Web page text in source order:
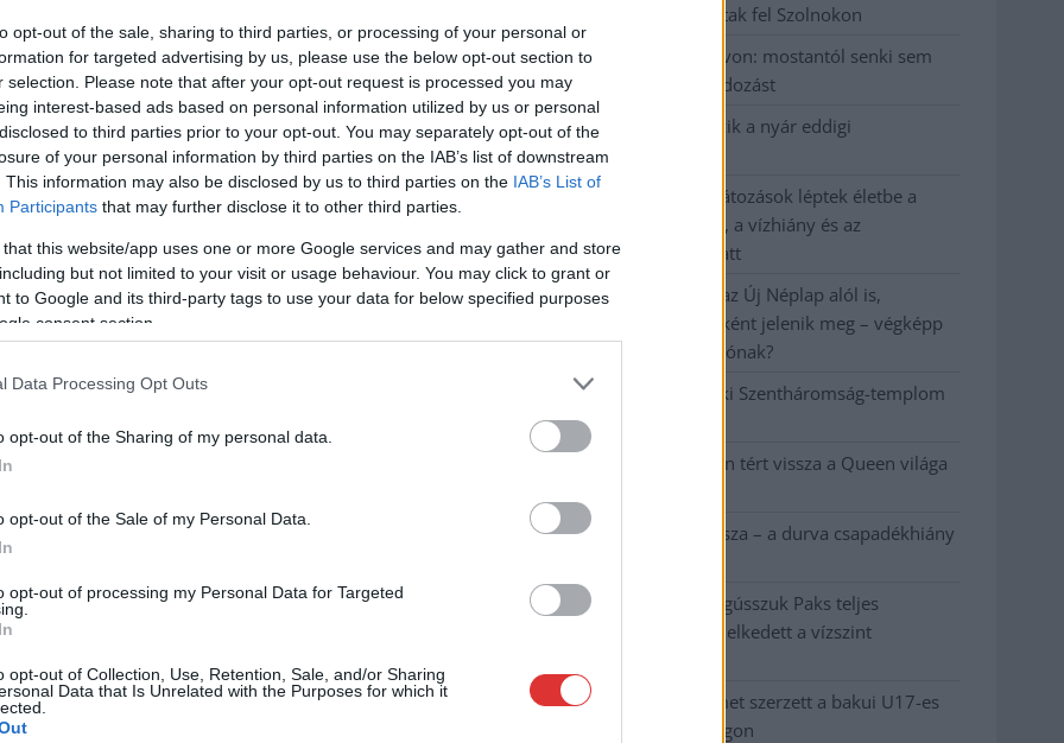
opt-out of the sale, sharing to third parties, or processing of your personal or
for targeted advertising by us, please use the below opt-out section to
selection. Please note that after your opt-out request is processed you may
interest-based ads based on personal information utilized by us or personal
to third parties prior to your opt-out. You may separately opt-out of the
of your personal information by third parties on the IAB’s list of downstream
This information may also be disclosed by us to third parties on the IAB’s List of
Participants that may further disclose it to other third parties.
that this website/app uses one or more Google services and may gather and store
but not limited to your visit or usage behaviour. You may click to grant or
to Google and its third-party tags to use your data for below specified purposes
consent section.
Data Processing Opt Outs
opt-out of the Sharing of my personal data.
opt-out of the Sale of my Personal Data.
opt-out of processing my Personal Data for Targeted
opt-out of Collection, Use, Retention, Sale, and/or Sharing
Data that Is Unrelated with the Purposes for which it
történet, ami a régi világban
Most azonban már olyan időket élünk, ahol
ezeknek inkább az ellenkezőjét látjuk és
óriási dicséretet és köszönetet kapott a
szolnoki mentőszolgálat és ügyelet, valamint
egy ismeretlen jótevő, aki értékes dolgokat
talált és mégsem tartotta meg magának.
A szálló por magas koncentrációja miatt
Hatalmas lángok csaptak fel Szolnokon
Vízitraffipax a Tisza-tavon: mostantól senki sem
úszhatja meg a száguldozást
Szolnokra is megérkezik a nyár eddigi
legkeményebb napja
Már Szolnokon is korlátozások léptek életbe a
tartós hatalmas hőség, a vízhiány és az
áramtakarékosság miatt
A NER kihúzta a talajt az Új Néplap alól is,
immáron csak hetilapként jelenik meg – végképp
vége a nyomtatott sajtónak?
Befejeződött a szolnoki Szentháromság-templom
felújítása
Szimfonikus köntösben tért vissza a Queen világa
Ilyen, amikor „fél” a Tisza – a durva csapadékhiány
Lehet, hogy mégis megússzuk Paks teljes
leállítását, némileg emelkedett a vízszint
Tugyi Zétény ezüstérmet szerzett a bakui U17-es
birkózó-világbajnokságon